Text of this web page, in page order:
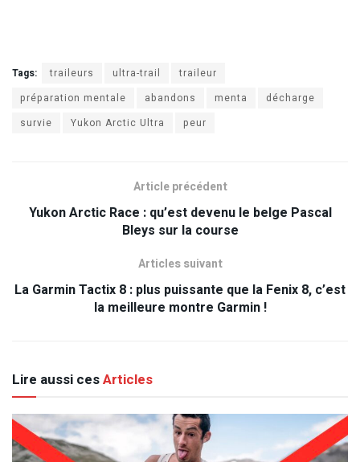
Tags: traileurs ultra-trail
traileur
préparation mentale
abandons menta
décharge
survie
Yukon Arctic Ultra peur
Article précédent
Yukon Arctic Race : qu’est devenu le belge Pascal
Bleys sur la course
Articles suivant
La Garmin Tactix 8 : plus puissante que la Fenix 8, c’est
la meilleure montre Garmin !
Lire aussi cesArticles